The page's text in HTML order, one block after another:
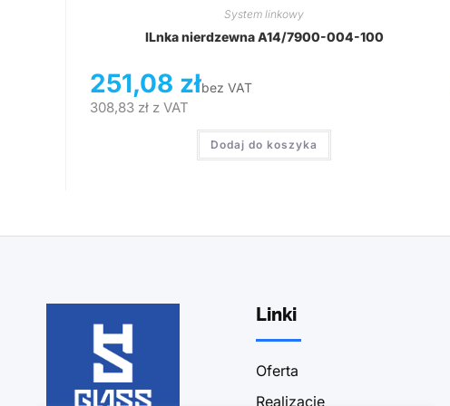
System linkowy
lLnka nierdzewna A14/7900-004-100
251,08 złbez VAT
308,83 zł z VAT
Dodaj do koszyka
Linki
Oferta
Realizacje